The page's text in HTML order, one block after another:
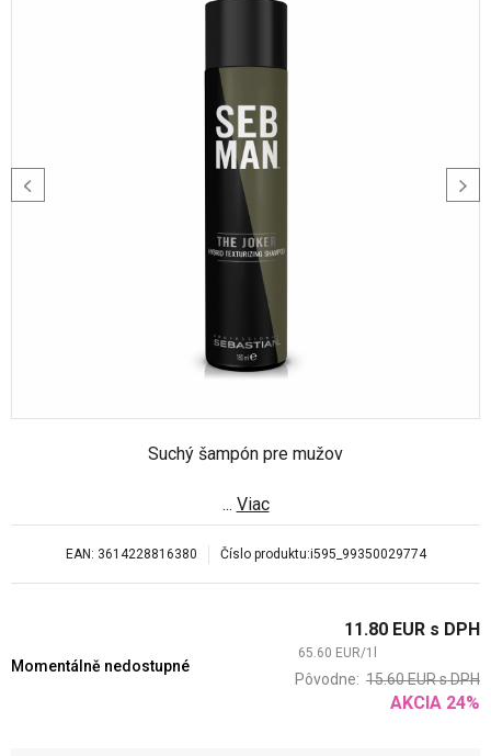
Suchý šampón pre mužov
... Viac
EAN: 3614228816380 Číslo produktu:i595_99350029774
Momentálně nedostupné
11.80 EUR s DPH
65.60 EUR/1
Pôvodne: 15.60EURs DPH
AKCIA 24%